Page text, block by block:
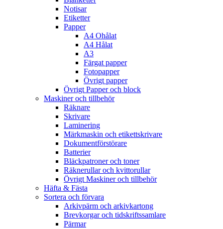
Notisar
Etiketter
Papper
A4 Ohålat
A4 Hålat
A3
Färgat papper
Fotopapper
Övrigt papper
Övrigt Papper och block
Maskiner och tillbehör
Räknare
Skrivare
Laminering
Märkmaskin och etikettskrivare
Dokumentförstörare
Batterier
Bläckpatroner och toner
Räknerullar och kvittorullar
Övrigt Maskiner och tillbehör
Häfta & Fästa
Sortera och förvara
Arkivpärm och arkivkartong
Brevkorgar och tidskriftssamlare
Pärmar